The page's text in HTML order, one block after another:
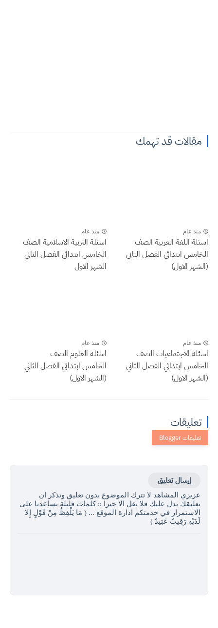
مقالات قد تهمك
منذ عام
اسئلة اللغة العربية الصف
الخامس ابتدائي الفصل الثاني
(الشهر الاول)
منذ عام
اسئلة التربية الاسلامية الصف
الخامس ابتدائي الفصل الثاني
الشهر الاول
منذ عام
اسئلة الاجتماعيات الصف
الخامس ابتدائي الفصل الثاني
(الشهر الاول)
منذ عام
اسئلة العلوم الصف
الخامس ابتدائي الفصل الثاني
(الشهر الاول)
تعليقات
إرسال تعليق
عزيزي المشاهد لا تترك الموضوع بدون تعليق وتذكر ان
تعليقك يدل عليك فلا تقل الا خيرا :: كلمات قليلة تساعدنا على
الاستمرار في خدمتكم ادارة الموقع ... ( مَا يَلْفِظُ مِنْ قَوْلٍ إِلا
لَدَيْهِ رَقِيبٌ عَتِيدٌ )